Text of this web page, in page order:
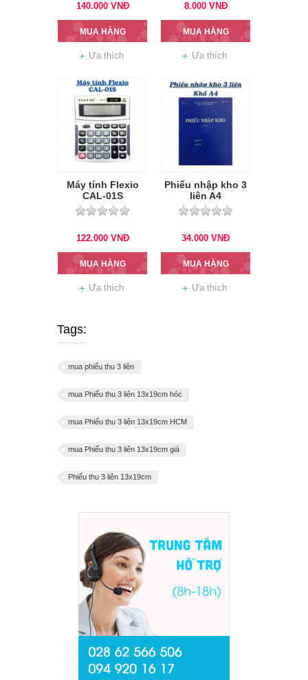
140.000 VNĐ
MUA HÀNG
Ưa thích
8.000 VNĐ
MUA HÀNG
Ưa thích
Máy tính Flexio
CAL-01S
122.000 VNĐ
MUA HÀNG
Ưa thích
Phiếu nhập kho 3
liên A4
34.000 VNĐ
MUA HÀNG
Ưa thích
Tags:
mua phiếu thu 3 liên
mua Phiếu thu 3 liên 13x19cm hóc
mua Phiếu thu 3 liên 13x19cm HCM
mua Phiếu thu 3 liên 13x19cm giá
Phiếu thu 3 liên 13x19cm